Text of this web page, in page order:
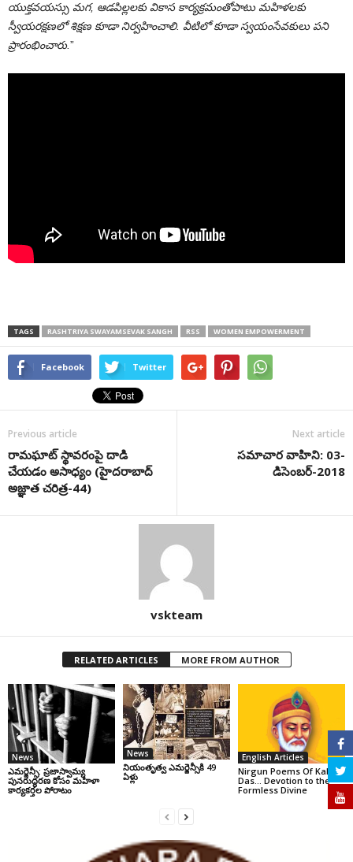
యుక్తవయస్సు మగ, ఆడపిల్లలకు వికాస కార్యక్రమంతోపాటు మహిళలకు
స్వీయరక్షణలో శిక్షణ కూడా నిర్వహించాలి. వీటిలో కూడా స్వయంసేవకులు పని
ప్రారంభించారు.”
TAGS RASHTRIYA SWAYAMSEVAK SANGH RSS WOMEN EMPOWERMENT
Facebook Twitter
Previous article
రామఘాట్ స్థావరంపై దాడి
చేయడం అసాధ్యం (హైదరాబాద్
అజ్ఞాత చరిత్ర-44)
Next article
సమాచార వాహిని: 03-
డిసెంబర్-2018
vskteam
RELATED ARTICLES MORE FROM AUTHOR
News
ఎమర్జెన్సీ: ప్రజాస్వామ్య
పునరుద్ధరణ కోసం మహిళా
కార్యకర్తల పోరాటం
News
నియంతృత్వ ఎమర్జెన్సీకి 49
ఏళ్లు
English Articles
Nirgun Poems Of Kabir
Das… Devotion to the
Formless Divine